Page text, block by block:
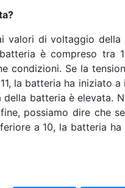
di voltaggio
è compreso tra
condizioni. Se la
la batteria ha iniziato
batteria è elevata.
possiamo dire che
a 10, la batteria